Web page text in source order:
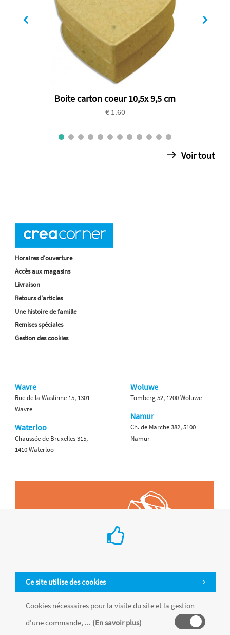
Boite carton coeur 10,5x 9,5 cm
€ 1.60
Voir tout
Ce site utilise des cookies
Cookies nécessaires pour la visite du site et la gestion
d'une commande, ... (En savoir plus)
Horaires d'ouverture
Accès aux magasins
Livraison
Retours d'articles
Une histoire de famille
Remises spéciales
Gestion des cookies
Wavre
Rue de la Wastinne 15, 1301
Wavre
Waterloo
Chaussée de Bruxelles 315,
1410 Waterloo
Woluwe
Tomberg 52, 1200 Woluwe
Namur
Ch. de Marche 382, 5100
Namur